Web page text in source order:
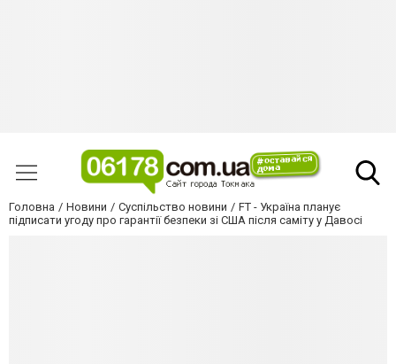
Головна Новини Суспільство новини
FT - Україна планує
підписати угоду про гарантії безпеки зі США після саміту у Давосі